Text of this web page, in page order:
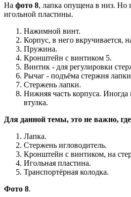
На фото 8, лапка опущена в низ. Но
игольной пластины.
Нажимной винт.
Корпус, в него вкручивается,
Пружина.
Кронштейн с винтиком 5.
Винтик - для регулировки
Рычаг - подъёма стержня
Стержень лапки.
Нижняя часть корпуса.
втулка.
Для данной темы, это не важно,
Лапка.
Стержень игловодитель.
Кронштейн с винтиком, на
Игольная пластина.
Транспортёрная колодка.
Фото 8.